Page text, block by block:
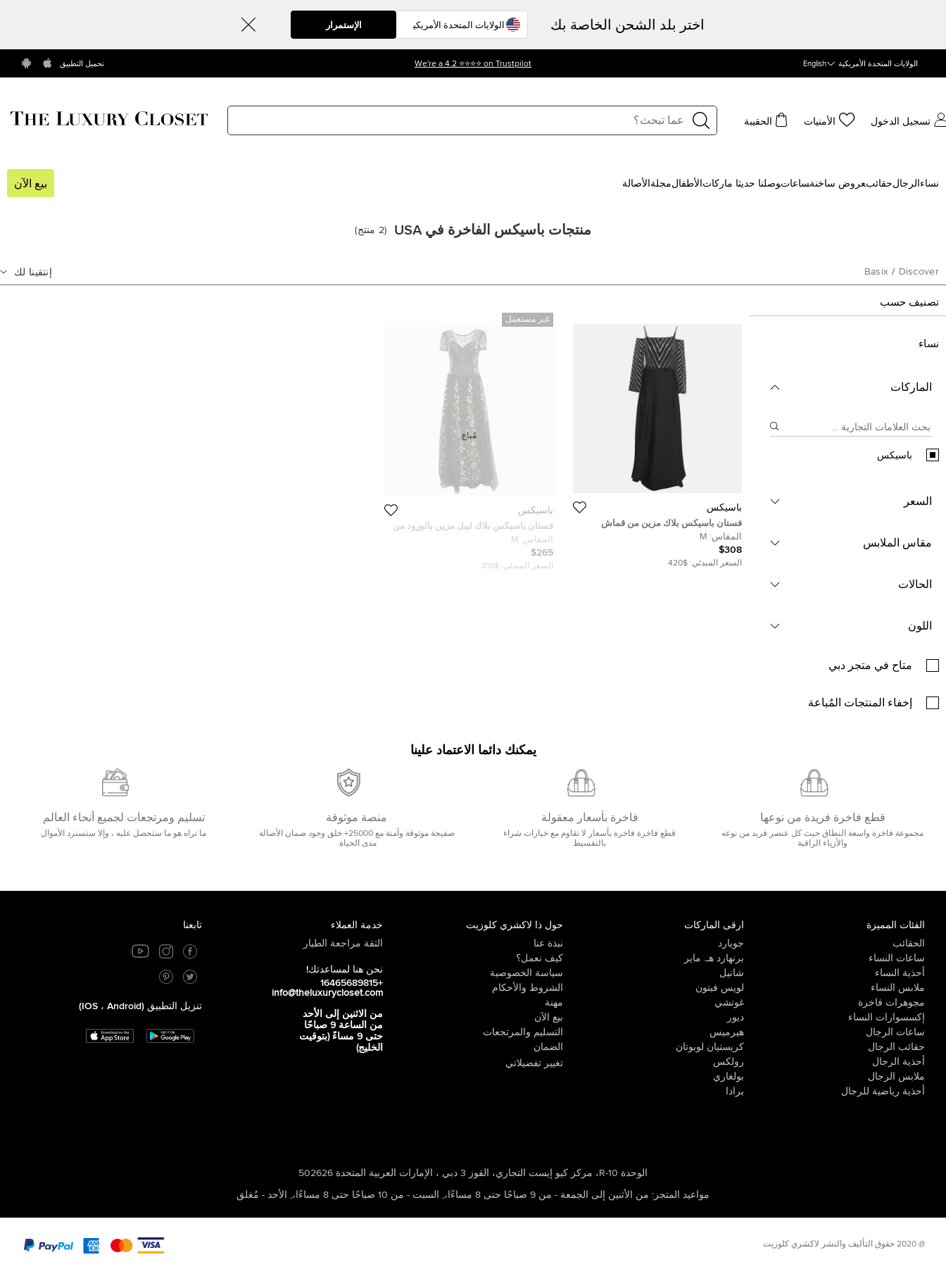
اختر بلد الشحن الخاصة بك الإستمرار
الولايات المتحدة الأمريكية English
We're a 4.2 ⭐⭐⭐⭐ on Trustpilot تحميل التطبيق
تسجيل الدخول الأمنيات الحقيبة
نساء الرجالحقائب‍عروض ساخنة‍ساعات‍وصلنا حديثا ‍ ماركات الأطفالمجلة الأصالة بيع الآن
منتجات باسيكس الفاخرة في USA (
2 منتج)
Discover
/
Basix إنتقينا لك
تصنيف حسب
نساء
الماركات
باسيكس
السعر
مقاس الملابس
الحالات
اللون
متاح في متجر دبي
إخفاء المنتجات المُباعة
باسيكس
فستان باسيكس بلاك مزين من قماش
الكريب مكشوف الكتفين مقاس متوسط
المقاس: M
$308
السعر المبدئي: $420
غير مستعمل
باسيكس
فستان باسيكس بلاك ليبل مزين بالورود من
قماش التل مقاس متوسط
المقاس: M
$265
السعر المبدئي: $319
مُباع
يمكنك دائما الاعتماد علينا
قطع فاخرة فريدة من نوعها
مجموعة فاخرة واسعة النطاق حيث كل عنصر فريد من نوعه
والأزياء الراقية
فاخرة بأسعار معقولة
قطع فاخرة فاخرة بأسعار لا تقاوم مع خيارات شراء
بالتقسيط
منصة موثوقة
صفيحة موثوقة وآمنة مع 25000+ خلق وجود ضمان الأصالة
مدى الحياة.
تسليم ومرتجعات لجميع أنحاء العالم
ما تراه هو ما ستحصل عليه ، وإلا ستسترد الأموال
الفئات المميزة
الحقائب
ساعات النساء
أحذية النساء
ملابس النساء
مجوهرات فاخرة
إكسسوارات النساء
ساعات الرجال
حقائب الرجال
أحذية الرجال
ملابس الرجال
أحذية رياضية للرجال
ارقى الماركات
جويارد
برنهارد هـ. ماير
شانيل
لويس فيتون
غوتشي
ديور
هيرميس
كريستيان لوبوتان
رولكس
بولغاري
برادا
حول ذا لاكشري كلوزيت
نبذة عنا
كيف نعمل؟
سياسة الخصوصية
الشروط والأحكام
مهنة
بيع الآن
التسليم والمرتجعات
الضمان
تغيير تفضيلاتي
خدمة العملاء
الثقة مراجعة الطيار
نحن هنا لمساعدتك!
+16465689815
info@theluxurycloset.com
من الاثنين إلى الأحد
من الساعة 9 صباحًا
حتى 9 مساءً (بتوقيت
الخليج)
تابعنا
تنزيل التطبيق (iOS ، Android)
الوحدة R-10، مركز كيو إيست التجاري، القوز 3 دبي ، الإمارات العربية المتحدة 502626
مواعيد المتجر : من الأثنين إلى الجمعة - من 9 صباحًا حتى 8 مساءًا، , السبت - من 10 صباحًا حتى 8 مساءًا، , الأحد - مُغلق
@ 2020 حقوق التأليف والنشر لاكشري كلوزيت